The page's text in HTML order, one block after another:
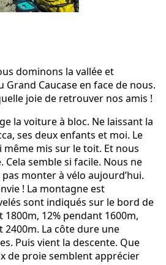
dominons la vallée et
Caucase en face de nous.
joie de retrouver nos amis !
la voiture à bloc. Ne laissant la
ses deux enfants et moi. Le
même mis sur le toit. Et nous
Cela semble si facile. Nous ne
monter à vélo aujourd’hui.
! La montagne est
sont indiqués sur le bord de
12% pendant 1600m,
2400m. La côte dure une
Puis vient la descente. Que
de proie semblent apprécier